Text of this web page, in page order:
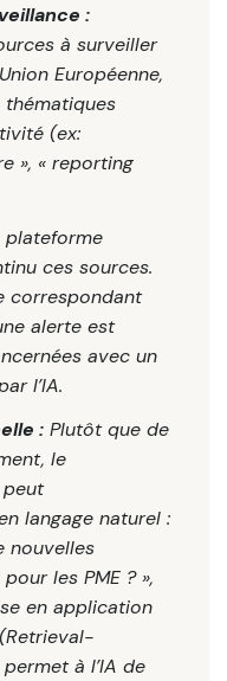
:
à surveiller
Européenne,
thématiques
(ex:
», « reporting
plateforme
ces sources.
correspondant
alerte est
avec un
l’IA.
: Plutôt que de
le
langage naturel :
nouvelles
les PME ? »,
en application
à l’IA de